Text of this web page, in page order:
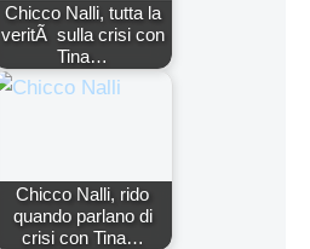
Chicco Nalli, tutta la
veritÃ sulla crisi con
Tina…
Chicco Nalli, rido
quando parlano di
crisi con Tina…